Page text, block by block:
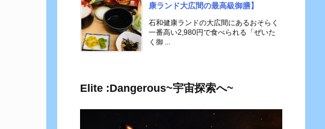
康ランド大広間の最高級御膳】
石和健康ランドの大広間にあるおそらく
一番高い2,980円で食べられる「ぜいた
く御 ...
Elite :Dangerous~宇宙探索へ~